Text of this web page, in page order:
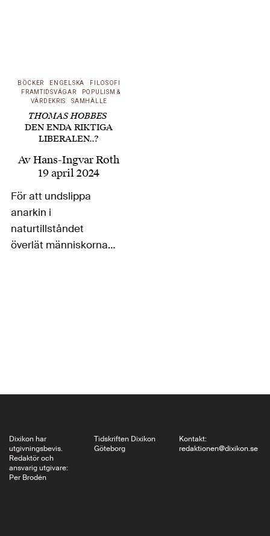
BÖCKER ENGELSKA
FILOSOFI
FRAMTIDSVÄGAR
POPULISM &
VÄRDEKRIS
SAMHÄLLE
THOMAS HOBBES
DEN ENDA RIKTIGA
LIBERALEN..?
AvHans-Ingvar Roth
19 april 2024
För att undslippa
anarkin i
naturtillståndet
överlät människorna
filosofen John Gray i
Dixikon har
utgivningsbevis.
Redaktör och
ansvarig utgivare:
Per Brodén
Tidskriften Dixikon
Göteborg
Kontakt:
redaktionen@dixikon.se